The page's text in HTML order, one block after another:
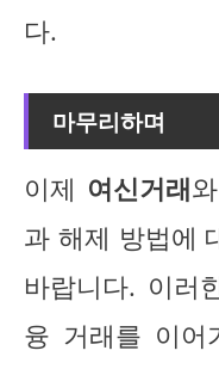
다.
마무리하며
이제 여신거래와
과 해제 방법에
바랍니다. 이러
융 거래를 이어